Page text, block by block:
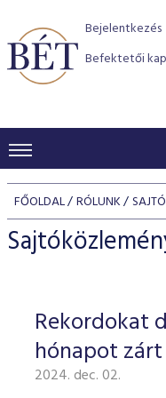
Bejelentkezés
Befektetői
KERESKEDÉSI ADATOK
INDEXEK
Jelzáloglevél
Vállalati
Azonnali Piac
Részvények
Származékos piac
BEFEKTETŐK
Részvény szekció
Hitelpapír szekció
BÉT szabályzatok
Befektetővédelem
Alkalmazott
Elszámolás
Részvény és
program
BÉT Xtend -
TŐZSDETAGOK
Tőzsdetagok,
VENDOROK
FŐOLDAL RÓLUNK
Rekordokat
hónapot
2024. dec. 02.